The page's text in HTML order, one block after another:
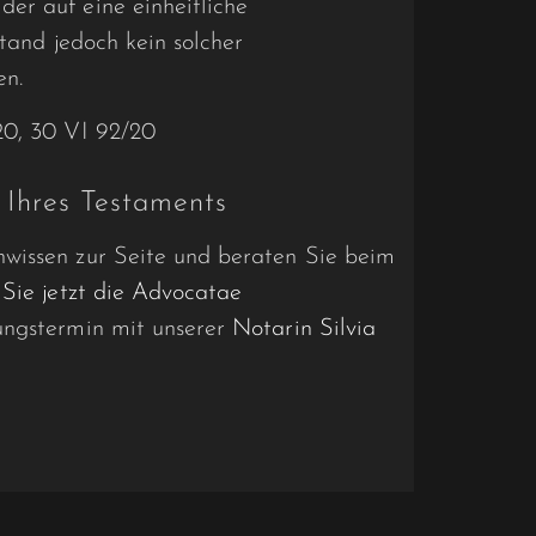
auf eine einheitliche
jedoch kein solcher
30 VI 92/20
Testaments
zur Seite und beraten Sie beim
jetzt die Advocatae
mit unserer Notarin Silvia